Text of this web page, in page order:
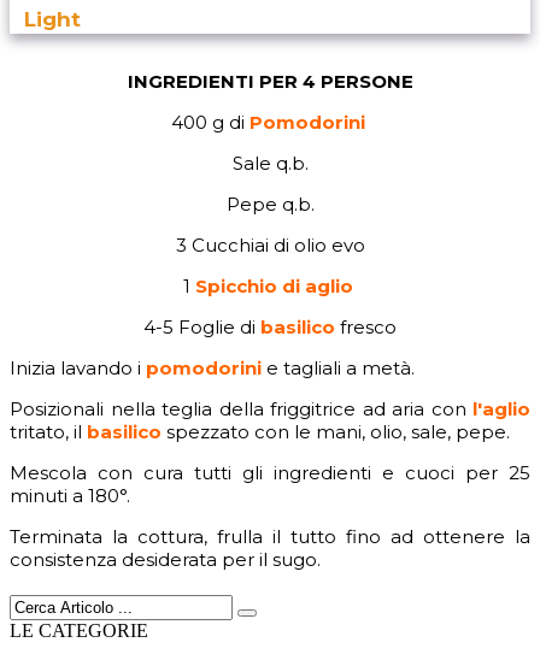
Light
INGREDIENTI PER 4 PERSONE
400 g di Pomodorini
Sale q.b.
Pepe q.b.
3 Cucchiai di olio evo
1 Spicchio di aglio
4-5 Foglie di basilico fresco
Inizia lavando i pomodorini e tagliali a metà.
Posizionali nella teglia della friggitrice ad aria con l'aglio
tritato, il basilico spezzato con le mani, olio, sale, pepe.
Mescola con cura tutti gli ingredienti e cuoci per 25
minuti a 180°.
Terminata la cottura, frulla il tutto fino ad ottenere la
consistenza desiderata per il sugo.
LE CATEGORIE